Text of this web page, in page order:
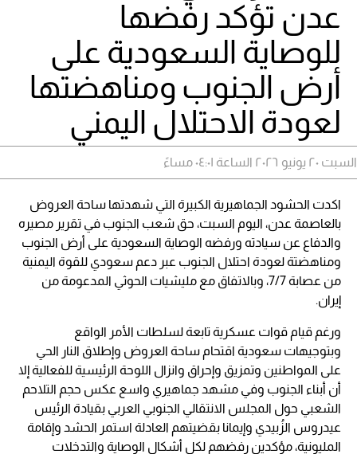
عدن تؤكد رفضها
للوصاية السعودية على
أرض الجنوب ومناهضتها
لعودة الاحتلال اليمني
السبت ٢٠ يونيو ٢٠٢٦ الساعة ٠٤:٠١ مساءً
اكدت الحشود الجماهيرية الكبيرة التي شهدتها ساحة العروض
بالعاصمة عدن، اليوم السبت، حق شعب الجنوب في تقرير مصيره
والدفاع عن سيادته ورفضه الوصاية السعودية على أرض الجنوب
ومناهضتة لعودة احتلال الجنوب عبر دعم سعودي للقوة اليمنية
من عصابة 7/7، وبالاتفاق مع مليشيات الحوثي المدعومة من
إيران.
ورغم قيام قوات عسكرية تابعة لسلطات الأمر الواقع
وبتوجيهات سعودية اقتحام ساحة العروض وإطلاق النار الحي
على المواطنين وتمزيق وإحراق وانزال اللوحة الرئيسية للفعالية إلا
أن أبناء الجنوب وفي مشهد جماهيري واسع عكس حجم التلاحم
الشعبي حول المجلس الانتقالي الجنوبي العربي بقيادة الرئيس
عيدروس الزُبيدي وإيمانا بقضيتهم العادلة استمر الحشد وإقامة
المليونية، مؤكدين رفضهم لكل أشكال الوصاية والتدخلات